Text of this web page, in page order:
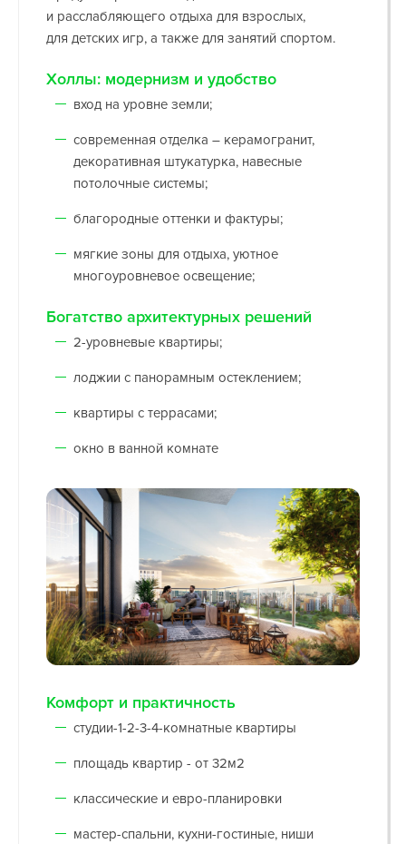
и расслабляющего отдыха для взрослых,
для детских игр, а также для занятий спортом.
Холлы: модернизм и удобство
вход на уровне земли;
современная отделка – керамогранит,
декоративная штукатурка, навесные
потолочные системы;
благородные оттенки и фактуры;
мягкие зоны для отдыха, уютное
многоуровневое освещение;
Богатство архитектурных решений
2-уровневые квартиры;
лоджии с панорамным остеклением;
квартиры с террасами;
окно в ванной комнате
Комфорт и практичность
cтудии-1-2-3-4-комнатные квартиры
площадь квартир - от 32м2
классические и евро-планировки
мастер-спальни, кухни-гостиные, ниши